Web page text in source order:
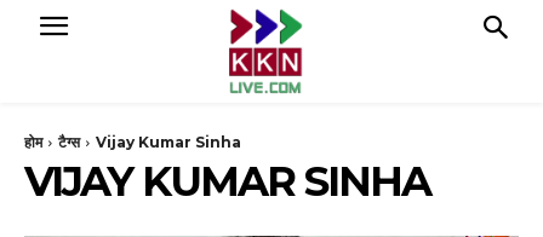
होम टैग्स Vijay Kumar Sinha
VIJAY KUMAR SINHA